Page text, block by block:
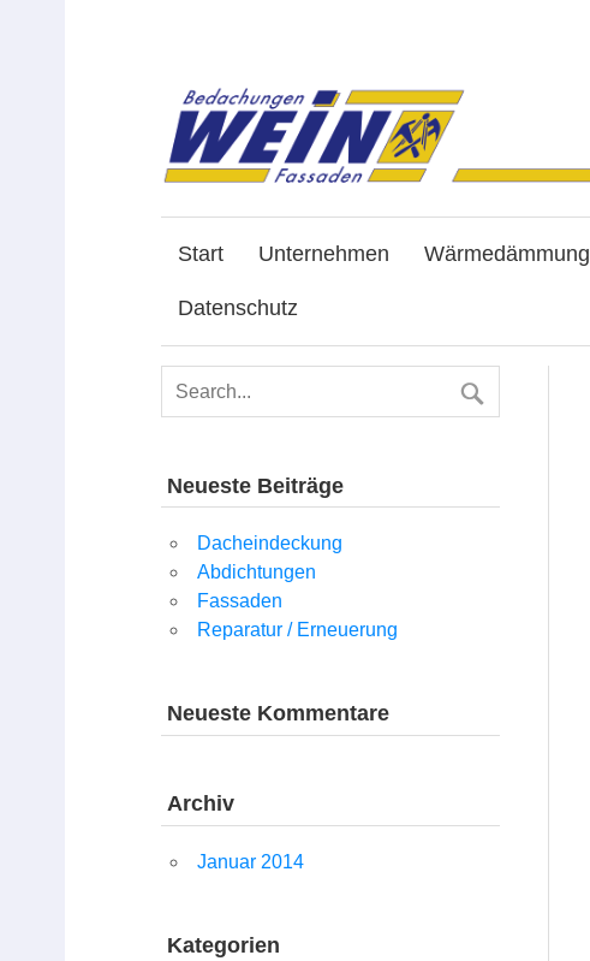
Start Unternehmen Wärmedämmung
Datenschutz
Neueste Beiträge
Dacheindeckung
Abdichtungen
Fassaden
Reparatur / Erneuerung
Neueste Kommentare
Archiv
Januar 2014
Kategorien